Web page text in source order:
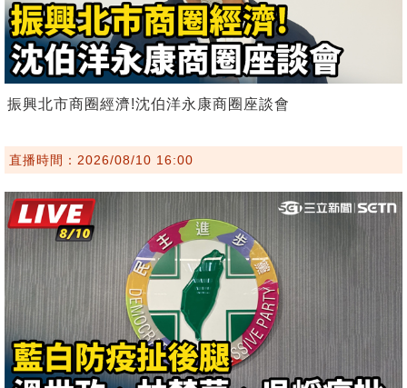
振興北市商圈經濟!沈伯洋永康商圈座談會
直播時間：2026/08/10 16:00